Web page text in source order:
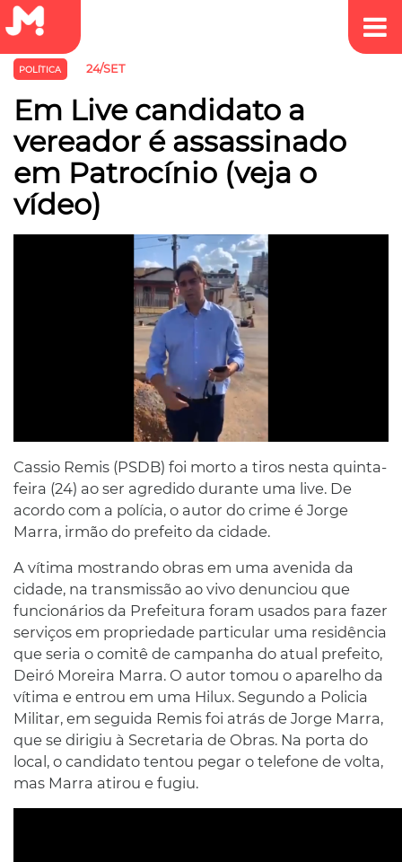
POLÍTICA 24/SET
Em Live candidato a
vereador é assassinado
em Patrocínio (veja o
vídeo)
Cassio Remis (PSDB) foi morto a tiros nesta quinta-
feira (24) ao ser agredido durante uma live. De
acordo com a polícia, o autor do crime é Jorge
Marra, irmão do prefeito da cidade.
A vítima mostrando obras em uma avenida da
cidade, na transmissão ao vivo denunciou que
funcionários da Prefeitura foram usados para fazer
serviços em propriedade particular uma residência
que seria o comitê de campanha do atual prefeito,
Deiró Moreira Marra. O autor tomou o aparelho da
vítima e entrou em uma Hilux. Segundo a Policia
Militar, em seguida Remis foi atrás de Jorge Marra,
que se dirigiu à Secretaria de Obras. Na porta do
local, o candidato tentou pegar o telefone de volta,
mas Marra atirou e fugiu.